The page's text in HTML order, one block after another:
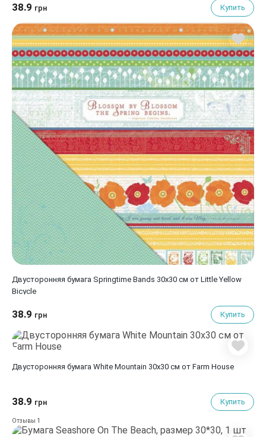
38.9 грн Купить
Двусторонняя бумага Springtime Bands 30х30 см от Little Yellow
Bicycle
38.9 грн Купить
Двусторонняя бумага White Mountain 30х30 см от Farm House
38.9 грн Купить
Отзывы 1